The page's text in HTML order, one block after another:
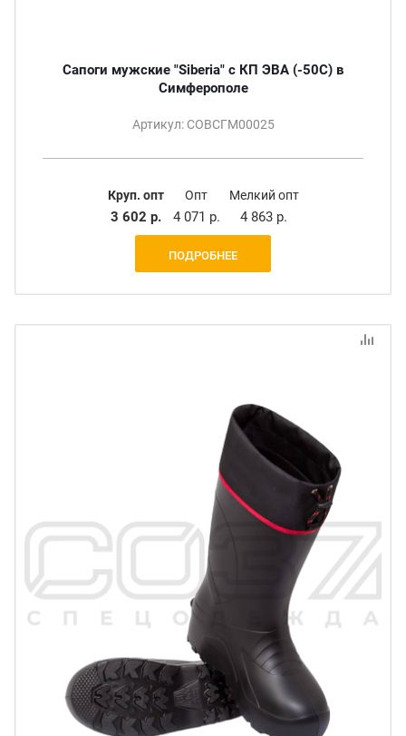
Сапоги мужские "Siberia" с КП ЭВА (-50С) в
Симферополе
Артикул: СОВСГМ00025
Круп. опт
3 602 р.
Опт
4 071 р.
Мелкий опт
4 863 р.
ПОДРОБНЕЕ